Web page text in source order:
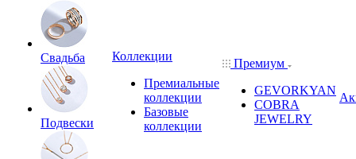
Свадьба
Подвески
Коллекции
Премиальные
коллекции
Базовые
коллекции
Премиум
GEVORKYAN
COBRA
JEWELRY